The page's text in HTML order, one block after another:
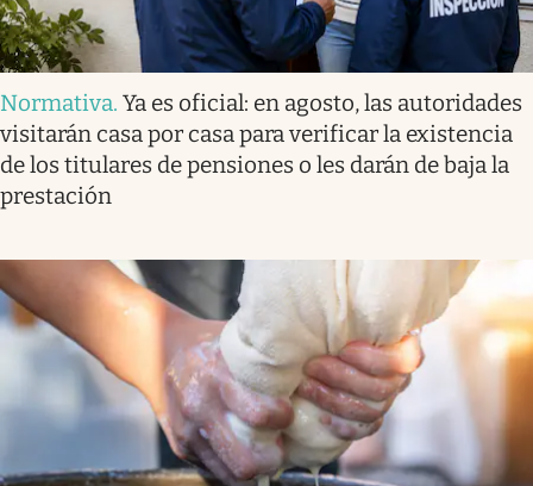
Normativa. Ya es oficial: en agosto, las autoridades
visitarán casa por casa para verificar la existencia
de los titulares de pensiones o les darán de baja la
prestación